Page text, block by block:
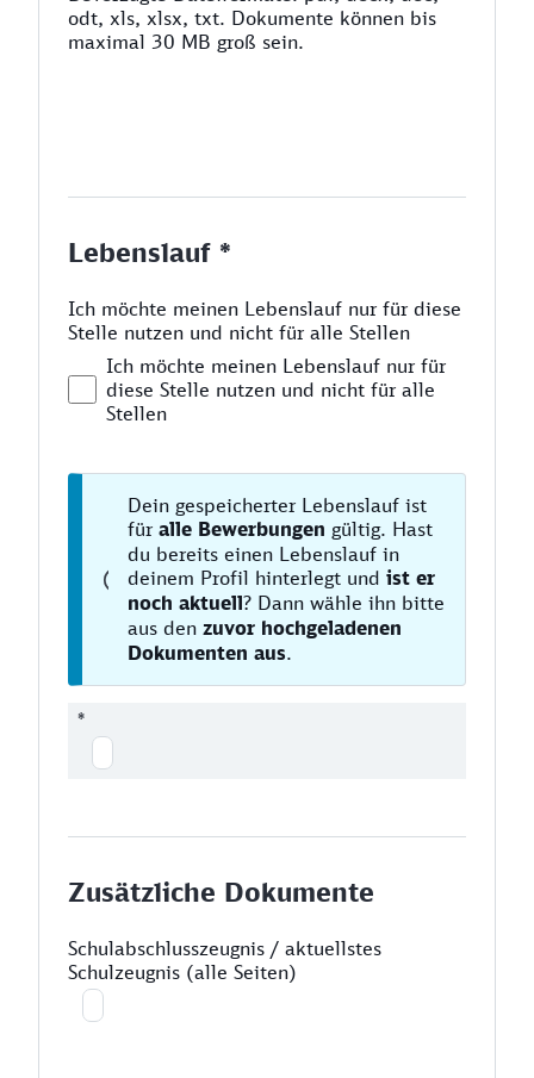
odt, xls, xlsx, txt. Dokumente können bis
maximal 30 MB groß sein.
Lebenslauf *
Ich möchte meinen Lebenslauf nur für diese
Stelle nutzen und nicht für alle Stellen
Ich möchte meinen Lebenslauf nur für
diese Stelle nutzen und nicht für alle
Stellen
Dein gespeicherter Lebenslauf ist
füralle Bewerbungen
du bereits einen Lebenslauf in
deinem Profil hinterlegt undist er
noch aktuell? Dann wähle ihn bitte
aus denzuvor hochgeladenen
Dokumenten aus.
*
Zusätzliche Dokumente
Schulabschlusszeugnis / aktuellstes
Schulzeugnis (alle Seiten)